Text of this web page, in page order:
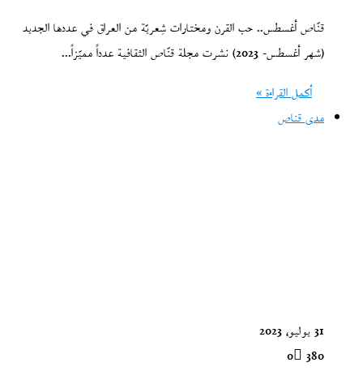
قنّاص أغسطس.. حب القرن ومختارات شِعريّة من العراق في عددها الجديد
(شهر أغسطس- 2023) نشرت مجلة قنّاص الثقافية عدداً مميّزاً…
أكمل القراءة »
مدى قناص
31 يوليو، 2023
0 380